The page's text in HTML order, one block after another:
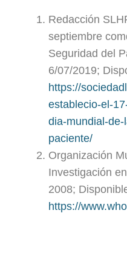
Redacción
septiembre
Seguridad del
6/07/2019;
https://
establecio-el-
dia-mundial-
paciente/
Organización
Investigación
2008;
https://